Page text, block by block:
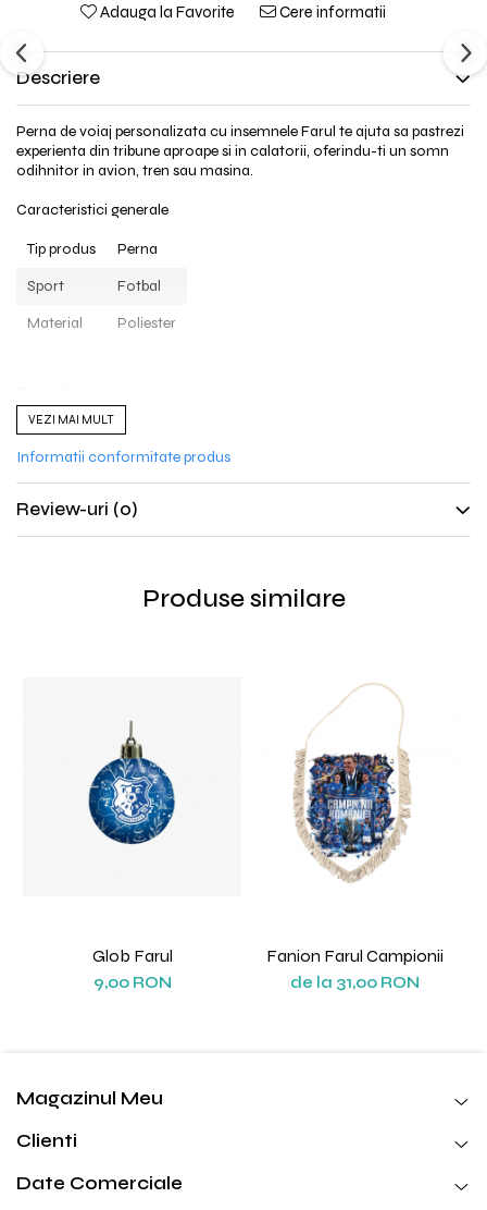
Adauga la Favorite Cere informatii
Descriere
Perna de voiaj personalizata cu insemnele Farul te ajuta sa pastrezi
experienta din tribune aproape si in calatorii, oferindu-ti un somn
odihnitor in avion, tren sau masina.
Caracteristici generale
Tip produs
Perna
Sport
Fotbal
Material
Poliester
VEZI MAI MULT
Informatii conformitate produs
Review-uri (0)
Produse similare
Glob Farul
9,00 RON
Fanion Farul Campionii
de la 31,00 RON
Magazinul Meu
Clienti
Date Comerciale